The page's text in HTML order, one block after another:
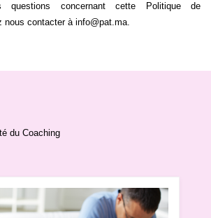
concernant cette Politique de
nous contacter à info@pat.ma.
du Coaching